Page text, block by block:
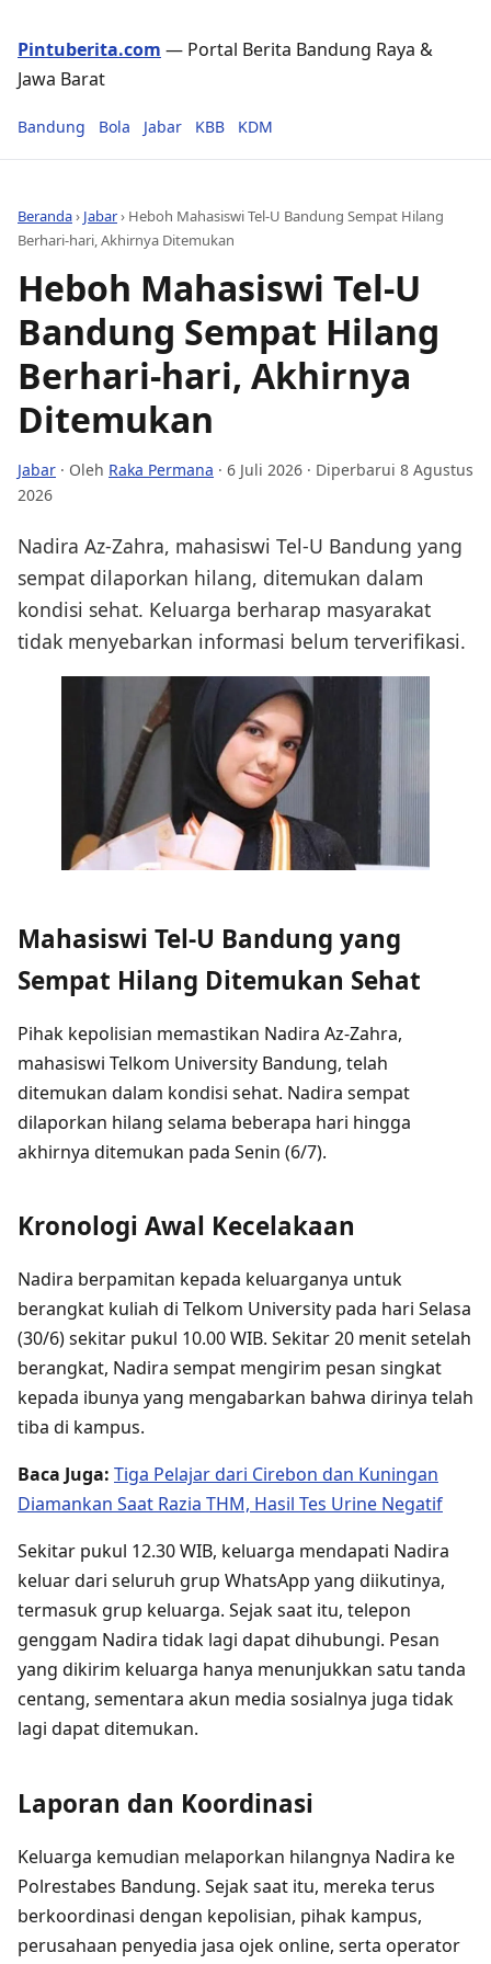
Pintuberita.com — Portal Berita Bandung Raya &
Jawa Barat
Bandung Bola Jabar KBB KDM
Beranda› Jabar› Heboh Mahasiswi Tel-U Bandung Sempat Hilang
Berhari-hari, Akhirnya Ditemukan
Heboh Mahasiswi Tel-U
Bandung Sempat Hilang
Berhari-hari, Akhirnya
Ditemukan
Jabar · Oleh Raka Permana · 6 Juli 2026 · Diperbarui 8 Agustus
2026
Nadira Az-Zahra, mahasiswi Tel-U Bandung yang
sempat dilaporkan hilang, ditemukan dalam
kondisi sehat. Keluarga berharap masyarakat
tidak menyebarkan informasi belum terverifikasi.
Mahasiswi Tel-U Bandung yang
Sempat Hilang Ditemukan Sehat
Pihak kepolisian memastikan Nadira Az-Zahra,
mahasiswi Telkom University Bandung, telah
ditemukan dalam kondisi sehat. Nadira sempat
dilaporkan hilang selama beberapa hari hingga
akhirnya ditemukan pada Senin (6/7).
Kronologi Awal Kecelakaan
Nadira berpamitan kepada keluarganya untuk
berangkat kuliah di Telkom University pada hari Selasa
(30/6) sekitar pukul 10.00 WIB. Sekitar 20 menit setelah
berangkat, Nadira sempat mengirim pesan singkat
kepada ibunya yang mengabarkan bahwa dirinya telah
tiba di kampus.
Baca Juga: Tiga Pelajar dari Cirebon dan Kuningan
Diamankan Saat Razia THM, Hasil Tes Urine Negatif
Sekitar pukul 12.30 WIB, keluarga mendapati Nadira
keluar dari seluruh grup WhatsApp yang diikutinya,
termasuk grup keluarga. Sejak saat itu, telepon
genggam Nadira tidak lagi dapat dihubungi. Pesan
yang dikirim keluarga hanya menunjukkan satu tanda
centang, sementara akun media sosialnya juga tidak
lagi dapat ditemukan.
Laporan dan Koordinasi
Keluarga kemudian melaporkan hilangnya Nadira ke
Polrestabes Bandung. Sejak saat itu, mereka terus
berkoordinasi dengan kepolisian, pihak kampus,
perusahaan penyedia jasa ojek online, serta operator